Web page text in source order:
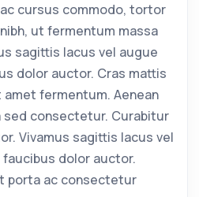
cursus commodo, tortor
ut fermentum massa
sagittis lacus vel augue
dolor auctor. Cras mattis
fermentum. Aenean
sed consectetur. Curabitur
Vivamus sagittis lacus vel
dolor auctor.
porta ac consectetur